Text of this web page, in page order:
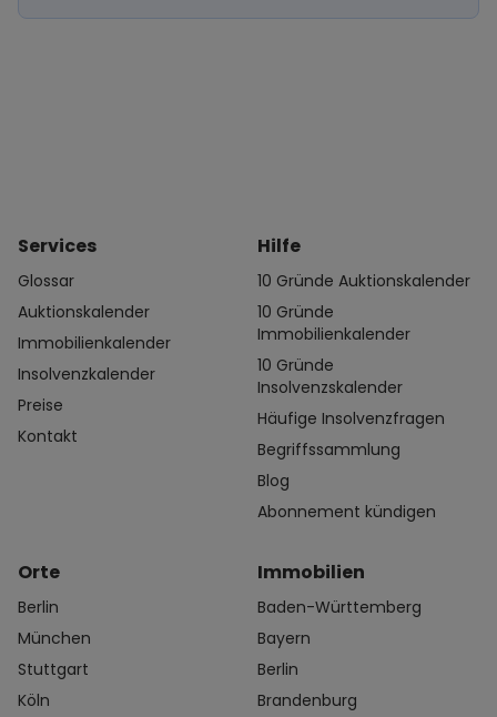
Services
Glossar
Auktionskalender
Immobilienkalender
Insolvenzkalender
Preise
Kontakt
Hilfe
10 Gründe Auktionskalender
10 Gründe
Immobilienkalender
10 Gründe
Insolvenzskalender
Häufige Insolvenzfragen
Begriffssammlung
Blog
Abonnement kündigen
Orte
Berlin
München
Stuttgart
Köln
Immobilien
Baden-Württemberg
Bayern
Berlin
Brandenburg